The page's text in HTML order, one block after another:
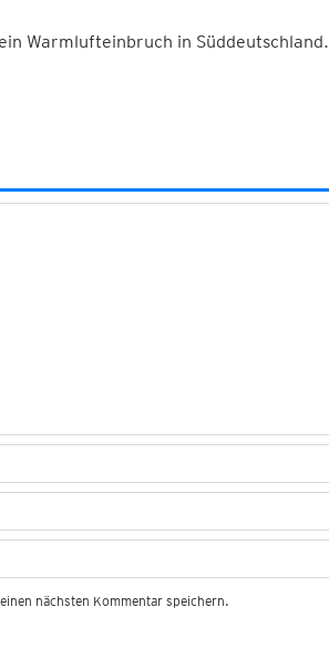
Warmlufteinbruch in Süddeutschland.
nächsten Kommentar speichern.